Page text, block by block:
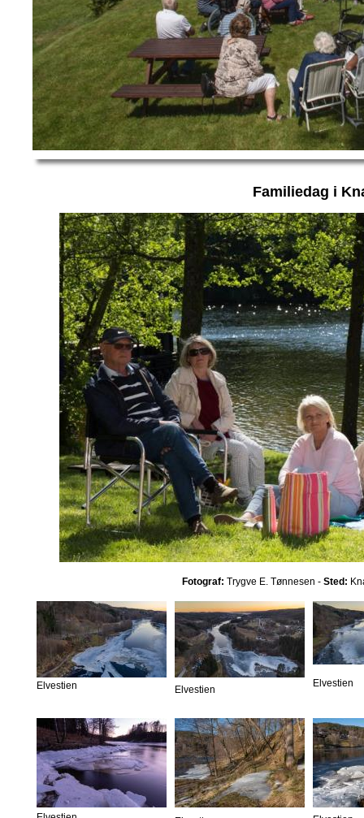
Familiedag i
Fotograf: Trygve E. Tønnesen - Sted:
Elvestien Elvestien
Elvestien